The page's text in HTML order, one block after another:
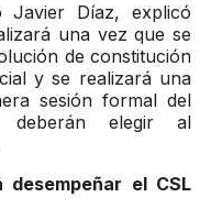
Javier Díaz, explicó
una vez que se
de constitución
y se realizará una
sesión formal del
deberán elegir al
el CSL